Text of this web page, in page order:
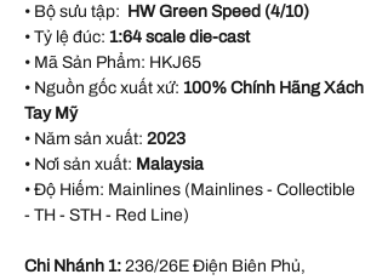
• Bộ sưu tập: HW Green Speed (4/10)
• Tỷ lệ đúc: 1:64 scale die-cast
• Mã Sản Phẩm: HKJ65
• Nguồn gốc xuất xứ: 100% Chính Hãng Xách
Tay Mỹ
• Năm sản xuất: 2023
• Nơi sản xuất: Malaysia
• Độ Hiếm: Mainlines (Mainlines - Collectible
- TH - STH - Red Line)
Chi Nhánh 1: 236/26E Điện Biên Phủ,